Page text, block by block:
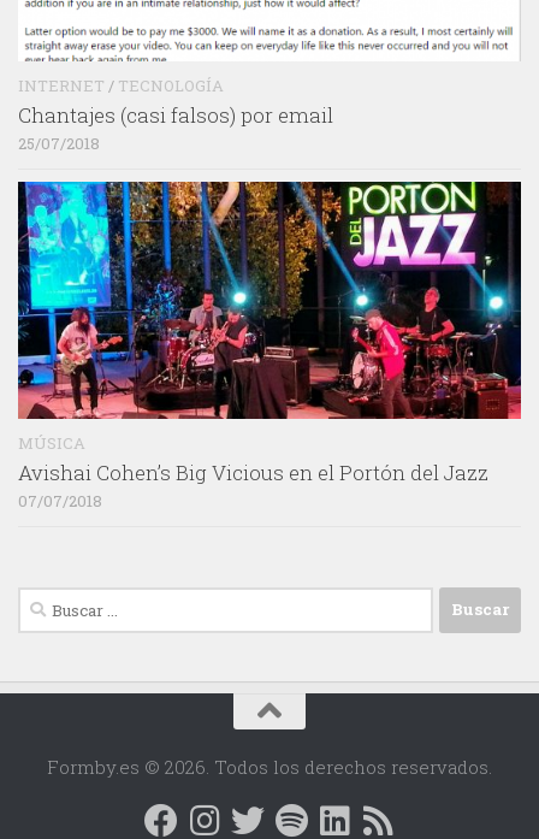
INTERNET / TECNOLOGÍA
Chantajes (casi falsos) por email
25/07/2018
MÚSICA
Avishai Cohen’s Big Vicious en el Portón del Jazz
07/07/2018
Buscar:
Formby.es © 2026. Todos los derechos reservados.